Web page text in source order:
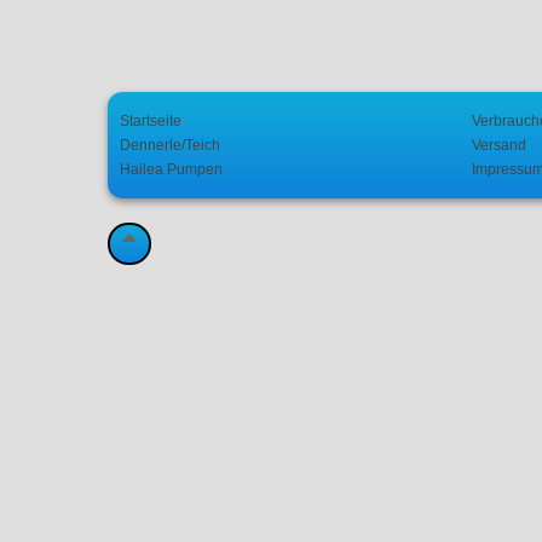
Startseite
Dennerle/Teich
Hailea Pumpen
Versand